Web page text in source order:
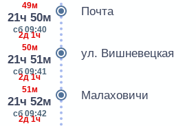
49м
21ч 50м
сб 09:40
Почта
2д 1ч
50м
21ч 51м
сб 09:41
ул. Вишневецкая
2д 1ч
51м
21ч 52м
сб 09:42
Малаховичи
2д 1ч